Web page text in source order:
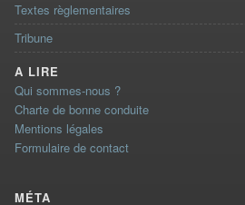
Textes règlementaires
Tribune
A LIRE
Qui sommes-nous ?
Charte de bonne conduite
Mentions légales
Formulaire de contact
MÉTA